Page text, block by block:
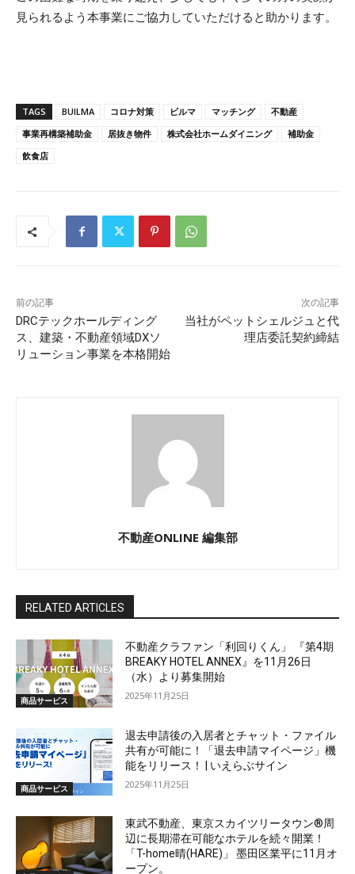
見られるよう本事業にご協力していただけると助かります。
TAGS BUILMA コロナ対策 ビルマ マッチング
不動産
事業再構築補助金
居抜き物件 株式会社ホームダイニング
補助金
飲食店
前の記事
DRCテックホールディング
ス、建築・不動産領域DXソ
リューション事業を本格開始
次の記事
当社がペットシェルジュと代
理店委託契約締結
不動産ONLINE 編集部
RELATED ARTICLES
商品サービス
不動産クラファン「利回りくん」 『第4期
BREAKY HOTEL ANNEX』を11月26日
（水）より募集開始
2025年11月25日
商品サービス
退去申請後の入居者とチャット・ファイル
共有が可能に！「退去申請マイページ」機
能をリリース！ | いえらぶサイン
2025年11月25日
東武不動産、東京スカイツリータウン®周
辺に長期滞在可能なホテルを続々開業！
「T-home晴(HARE)」 墨田区業平に11月オ
ープン。